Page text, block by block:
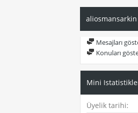
aliosmansarkin
Mesajları
Konuları
Mini
Üyelik tarihi